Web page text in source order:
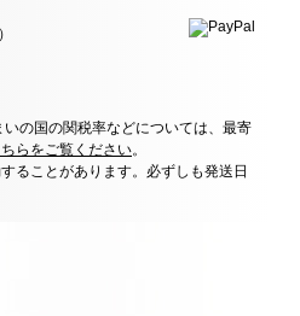
の国の関税率などについては、最寄
らをご覧ください。
ることがあります。必ずしも発送日